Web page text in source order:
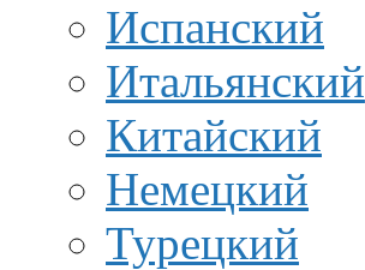
Испанский
Итальянский
Китайский
Немецкий
Турецкий